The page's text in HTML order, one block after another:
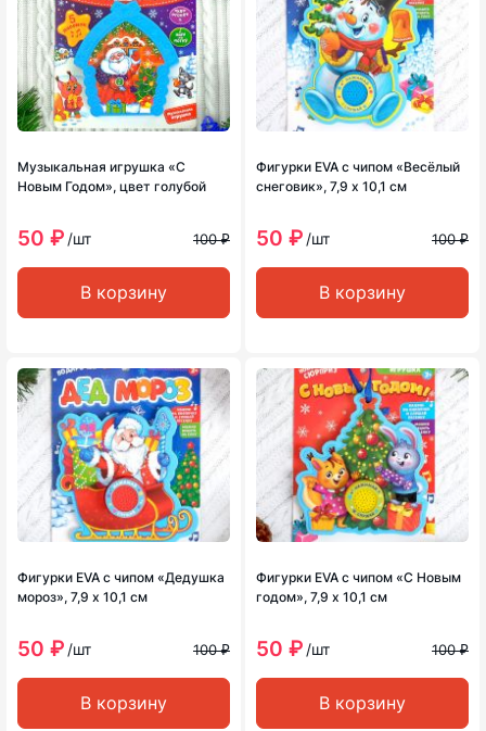
Музыкальная игрушка «С
Новым Годом», цвет голубой
50 ₽ /шт 100 ₽
В корзину
Фигурки ЕVA с чипом «Весёлый
снеговик», 7,9 х 10,1 см
50 ₽ /шт 100 ₽
В корзину
Фигурки ЕVA с чипом «Дедушка
мороз», 7,9 х 10,1 см
50 ₽ /шт 100 ₽
В корзину
Фигурки ЕVA с чипом «С Новым
годом», 7,9 х 10,1 см
50 ₽ /шт 100 ₽
В корзину